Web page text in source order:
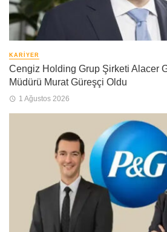
KARIYER
Cengiz Holding Grup Şirketi Alacer
Müdürü Murat Güreşçi Oldu
1 Ağustos 2026